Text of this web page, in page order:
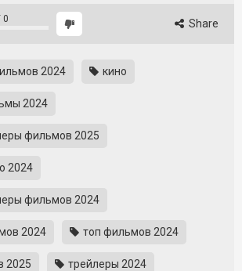
0 Share
2024 кино
2024
фильмов 2025
2024
фильмов 2024
2024 топ фильмов 2024
2025 трейлеры 2024